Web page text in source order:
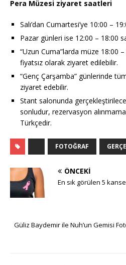
Pera Müzesi ziyaret saatleri
Salı’dan Cumartesi’ye 10:00 –
Pazar günleri ise 12:00 – 18:00
“Uzun Cuma”larda müze 18:00
fiyatsız olarak ziyaret edilebilir.
“Genç Çarşamba” günlerinde
ziyaret edebilir.
Stant salonunda
sonludur, rezervasyon
Türkçedir.
FOTOĞRAF
ÖNCEKI
En sık görülen 5
Güliz Baydemir ile Nuh’un Gemisi